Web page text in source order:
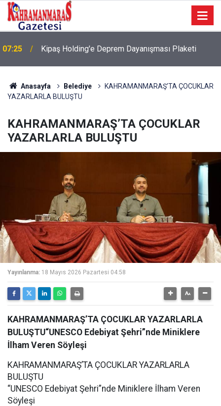
07:25 Kipaş Holding'e Deprem Dayanışması Plaketi
07:19 Deprem Sonrası Dayanışmaya Teşekkür
Anasayfa Belediye
KAHRAMANMARAŞ’TA ÇOCUKLAR
YAZARLARLA BULUŞTU
KAHRAMANMARAŞ’TA ÇOCUKLAR
YAZARLARLA BULUŞTU
Yayınlanma: 18 Mayıs 2026 Pazartesi 04:58
KAHRAMANMARAŞ’TA ÇOCUKLAR YAZARLARLA
BULUŞTU“UNESCO Edebiyat Şehri”nde Miniklere
İlham Veren Söyleşi
KAHRAMANMARAŞ’TA ÇOCUKLAR YAZARLARLA
BULUŞTU
“UNESCO Edebiyat Şehri”nde Miniklere İlham Veren
Söyleşi